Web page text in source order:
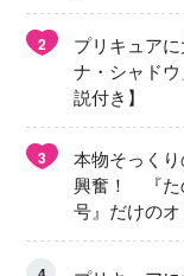
2
プリキュア
ナ・シャド
説付き】
3
本物そっく
興奮！ 『た
号』だけの
ア くるくる